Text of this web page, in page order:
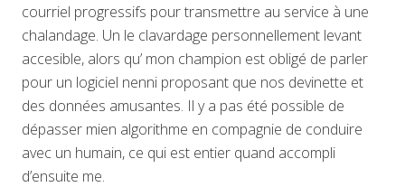
courriel progressifs pour transmettre au service à une
chalandage. Un le clavardage personnellement levant
accesible, alors qu’ mon champion est obligé de parler
pour un logiciel nenni proposant que nos devinette et
des données amusantes. Il y a pas été possible de
dépasser mien algorithme en compagnie de conduire
avec un humain, ce qui est entier quand accompli
d’ensuite me.